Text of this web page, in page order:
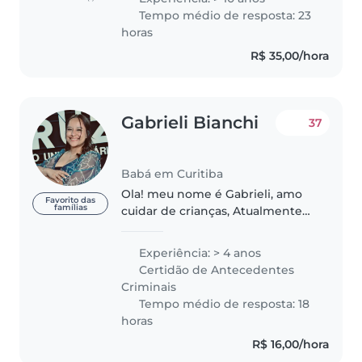
anos. Minha experiência com
crianças vai muito além..
Tempo médio de resposta: 23
horas
R$ 35,00/hora
Favorito das
famílias
Gabrieli Bianchi
Babá em Curitiba
37
Ola! meu nome é Gabrieli, amo
cuidar de crianças, Atualmente
na pediatria. Desde sempre amei
crianças, atualmente faço
estágio..
Experiência: > 4 anos
Certidão de Antecedentes
Criminais
Tempo médio de resposta: 18
horas
R$ 16,00/hora